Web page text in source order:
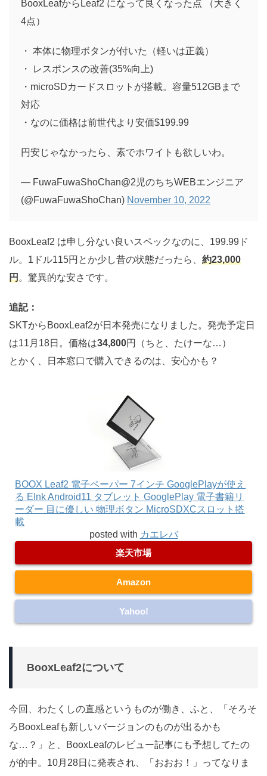
BooxLeafからLeaf2 になって良くなった点 （大きく
4点）
・ 本体に物理ボタンが付いた（軽いは正義）
・ レスポンスの改善(35%向上)
・microSDカードスロットが搭載。容量512GBまで
対応
・なのに価格は前世代より安価$199.99
円安じゃなかったら、素でホワイトも欲しいわ。
— FuwaFuwaShoChan@2児のちちWEBエンジニア
(@FuwaFuwaShoChan) November 10, 2022
BooxLeaf2 は申し分ない良いスペックなのに、199.99ド
ル。1ドル115円とか少し昔の状態だったら、 約23,000
円。驚異的な安さです。
追記：
SKTからBooxLeaf2が日本発売になりました。発売予定日
は11月18日。価格は34,800円（ちと、たけーな…）
とかく、日本窓口で購入できるのは、安心かも？
BOOX Leaf2 電子ペーパー 7インチ GooglePlayが使え
る EInk Android11 タブレット GooglePlay 電子書籍リ
ーダー 目に優しい 物理ボタン MicroSDXCスロット搭
載
posted with カエレバ
楽天市場
Amazon
Yahoo!
BooxLeaf2について
今回、わたくしの直感というものが働き、ふと、「そろそ
ろBooxLeafも新しいバージョンのものが出るかも
な…？」と、BooxLeafのレビュー記事にも予想してたの
が的中。10月28日に発表され、「おおお！」ってなりま